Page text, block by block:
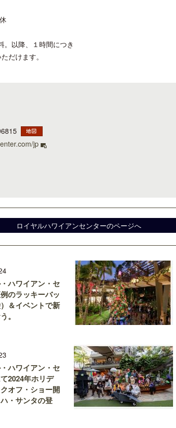
。以降、１時間につき
だけます。
jp
ロイヤルハワイアンセンターのページへ
ハワイアン・セ
のラッキーバッ
＆イベントで新
。
ハワイアン・セ
2024年ホリデ
オフ・ショー開
・サンタの登